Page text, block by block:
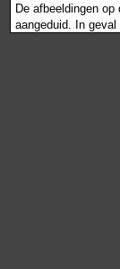
De afbeeldingen
aangeduid. In